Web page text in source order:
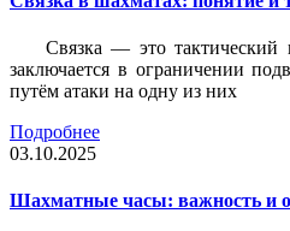
Связка — это
заключается в ограничении
путём атаки на одну из них
Подробнее
03.10.2025
Шахматные часы: важность и